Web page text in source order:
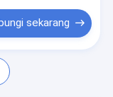
sekarang